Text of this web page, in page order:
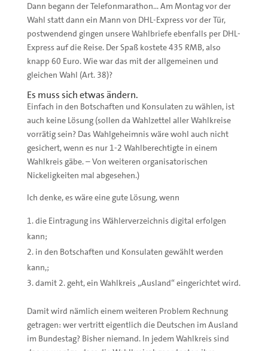
Dann begann der Telefonmarathon… Am Montag vor der
Wahl statt dann ein Mann von DHL-Express vor der Tür,
postwendend gingen unsere Wahlbriefe ebenfalls per DHL-
Express auf die Reise. Der Spaß kostete 435 RMB, also
knapp 60 Euro. Wie war das mit der allgemeinen und
gleichen Wahl (Art. 38)?
Es muss sich etwas ändern.
Einfach in den Botschaften und Konsulaten zu wählen, ist
auch keine Lösung (sollen da Wahlzettel aller Wahlkreise
vorrätig sein? Das Wahlgeheimnis wäre wohl auch nicht
gesichert, wenn es nur 1-2 Wahlberechtigte in einem
Wahlkreis gäbe. – Von weiteren organisatorischen
Nickeligkeiten mal abgesehen.)
Ich denke, es wäre eine gute Lösung, wenn
die Eintragung ins Wählerverzeichnis digital erfolgen
kann;
in den Botschaften und Konsulaten gewählt werden
kann,;
damit 2. geht, ein Wahlkreis „Ausland“ eingerichtet wird.
Damit wird nämlich einem weiteren Problem Rechnung
getragen: wer vertritt eigentlich die Deutschen im Ausland
im Bundestag? Bisher niemand. In jedem Wahlkreis sind